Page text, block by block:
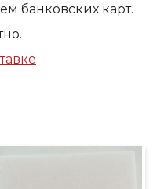
банковских карт.